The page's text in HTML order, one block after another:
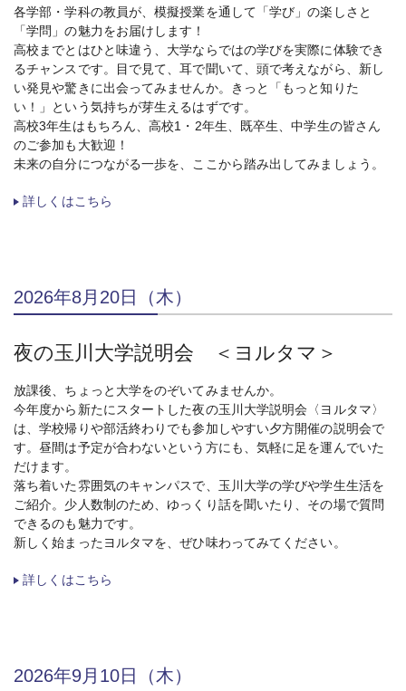
各学部・学科の教員が、模擬授業を通して「学び」の楽しさと
「学問」の魅力をお届けします！
高校までとはひと味違う、大学ならではの学びを実際に体験でき
るチャンスです。目で見て、耳で聞いて、頭で考えながら、新し
い発見や驚きに出会ってみませんか。きっと「もっと知りた
い！」という気持ちが芽生えるはずです。
高校3年生はもちろん、高校1・2年生、既卒生、中学生の皆さん
のご参加も大歓迎！
未来の自分につながる一歩を、ここから踏み出してみましょう。
詳しくはこちら
2026年8月20日（木）
夜の玉川大学説明会 ＜ヨルタマ＞
放課後、ちょっと大学をのぞいてみませんか。
今年度から新たにスタートした夜の玉川大学説明会〈ヨルタマ〉
は、学校帰りや部活終わりでも参加しやすい夕方開催の説明会で
す。昼間は予定が合わないという方にも、気軽に足を運んでいた
だけます。
落ち着いた雰囲気のキャンパスで、玉川大学の学びや学生生活を
ご紹介。少人数制のため、ゆっくり話を聞いたり、その場で質問
できるのも魅力です。
新しく始まったヨルタマを、ぜひ味わってみてください。
詳しくはこちら
2026年9月10日（木）